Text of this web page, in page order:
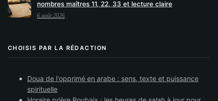
nombres maîtres 11, 22, 33 et lecture claire
6 août 2026
CHOISIS PAR LA RÉDACTION
Doua de l'opprimé en arabe : sens, texte et puissance
spirituelle